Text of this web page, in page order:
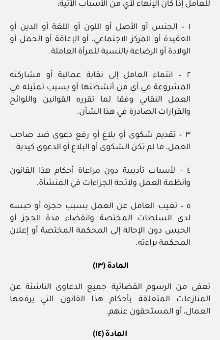
للعامل إذا كان الإنهاء لأي من الأسباب الآتية:
١ – الجنس أو الأصل أو اللون أو اللغة أو الدين أو
العقيدة أو المركز الاجتماعي، أو الإعاقة أو الحمل أو
الولادة أو الرضاعة بالنسبة للمرأة العاملة.
٢ – انتماء العامل إلى نقابة عمالية أو مشاركته
المشروعة في أي من أنشطتها أو بسبب تمثيله في
العمل النقابي وفقا لما تقرره القوانين واللوائح
والقرارات الصادرة في هذا الشأن.
٣ – تقديم شكوى أو بلاغ أو رفع دعوى ضد صاحب
العمل، ما لم تكن الشكوى أو البلاغ أو الدعوى كيدية.
٤ – لأسباب تأديبية دون مراعاة أحكام هذا القانون
وأنظمة العمل ولائحة الجزاءات في المنشأة.
٥ – تغيب العامل عن العمل بسبب حجزه أو حبسه
لدى السلطات المختصة وانقضاء مدة الحجز أو
الحبس دون الإحالة إلى المحكمة المختصة أو إعلان
المحكمة براءته.
المادة (١٣) ‌
تعفى من الرسوم القضائية جميع الدعاوى الناشئة عن
المنازعات المتعلقة بأحكام هذا القانون التي يرفعها
العمال، أو المستحقون عنهم.
المادة (١٤)